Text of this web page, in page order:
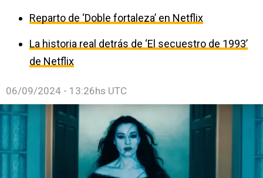
Reparto de ‘Doble fortaleza’ en Netflix
La historia real detrás de ‘El secuestro de 1993’
de Netflix
06/09/2024 - 13:26hs UTC